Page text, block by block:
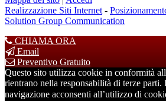
Realizzazione Siti Internet -
Solution Group Communication
CHIAMA ORA
Email
Preventivo Gratuito
Questo sito utilizza cookie in conformità
rientrano nella responsabilità di terze parti.
navigazione acconsenti all’utilizzo di